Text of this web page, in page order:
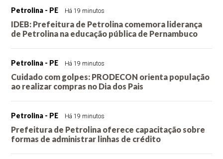
Petrolina - PE Há 19 minutos
IDEB: Prefeitura de Petrolina comemora liderança
de Petrolina na educação pública de Pernambuco
Petrolina - PE Há 19 minutos
Cuidado com golpes: PRODECON orienta população
ao realizar compras no Dia dos Pais
Petrolina - PE Há 19 minutos
Prefeitura de Petrolina oferece capacitação sobre
formas de administrar linhas de crédito